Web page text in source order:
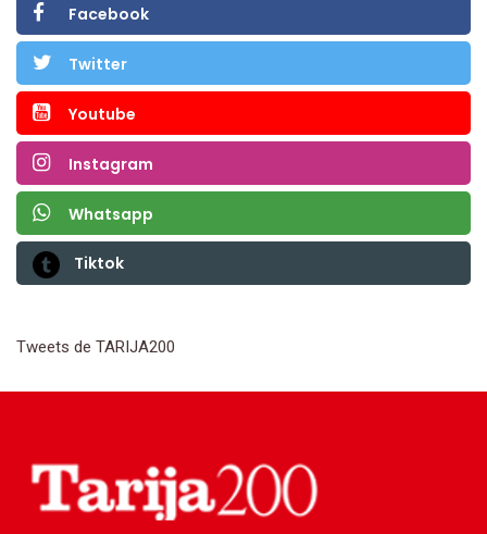
Facebook
Twitter
Youtube
Instagram
Whatsapp
Tiktok
Tweets de TARIJA200